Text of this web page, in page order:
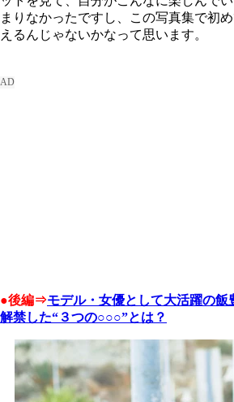
まりなかったですし、この写真集で初
えるんじゃないかなって思います。
●後編⇒モデル・女優として大活躍の飯
解禁した“３つの○○○”とは？